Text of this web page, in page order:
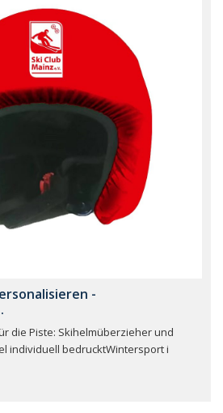
-
die Piste: Skihelmüberzieher und
individuell bedrucktWintersport i